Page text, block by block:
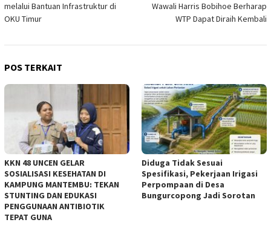
melalui Bantuan Infrastruktur di
OKU Timur
Wawali Harris Bobihoe Berharap
WTP Dapat Diraih Kembali
POS TERKAIT
KKN 48 UNCEN GELAR
SOSIALISASI KESEHATAN DI
KAMPUNG MANTEMBU: TEKAN
STUNTING DAN EDUKASI
PENGGUNAAN ANTIBIOTIK
TEPAT GUNA
Diduga Tidak Sesuai
Spesifikasi, Pekerjaan Irigasi
Perpompaan di Desa
Bungurcopong Jadi Sorotan